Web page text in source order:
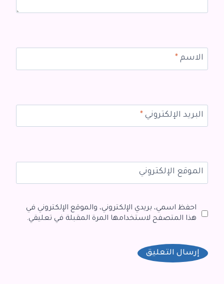
الاسم *
البريد الإلكتروني *
الموقع الإلكتروني
احفظ اسمي، بريدي الإلكتروني، والموقع الإلكتروني في
هذا المتصفح لاستخدامها المرة المقبلة في تعليقي.